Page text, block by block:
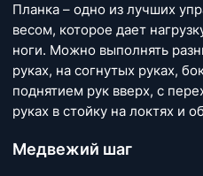
Планка – одно из лучших
весом, которое дает
ноги. Можно выполнять
руках, на согнутых руках,
поднятием рук вверх, с
руках в стойку на локтях и
Медвежий шаг